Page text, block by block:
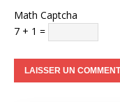
Math Captcha
7 + 1 =